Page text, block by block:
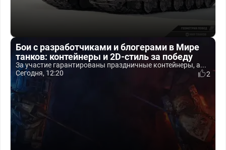
Бои с разработчиками и блогерами в Мире
танков: контейнеры и 2D-стиль за победу
За участие гарантированы праздничные контейнеры, а...
Сегодня, 12:20
2